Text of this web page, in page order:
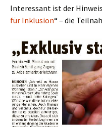
Interessant ist der
für Inklusion“ – die